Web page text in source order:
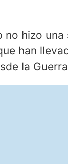
no hizo
han
la